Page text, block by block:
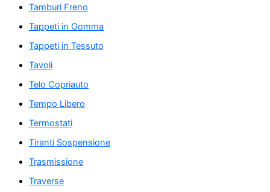
Tamburi Freno
Tappeti in Gomma
Tappeti in Tessuto
Tavoli
Telo Copriauto
Tempo Libero
Termostati
Tiranti Sospensione
Trasmissione
Traverse